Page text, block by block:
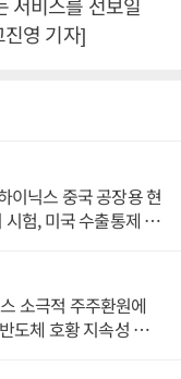
영 기자]
이닉스 중국 공장용 현
험, 미국 수출통제 대
소극적 주주환원에
도체 호황 지속성 의